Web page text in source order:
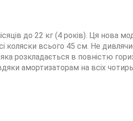
до 22 кг (4 років). Ця нова
коляски всього 45 см. Не
розкладається в повністю
амортизаторам на всіх